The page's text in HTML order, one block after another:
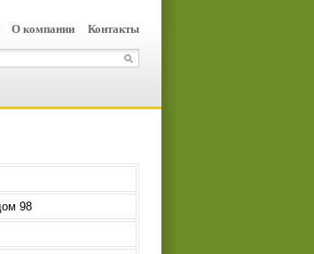
О компании Контакты
98